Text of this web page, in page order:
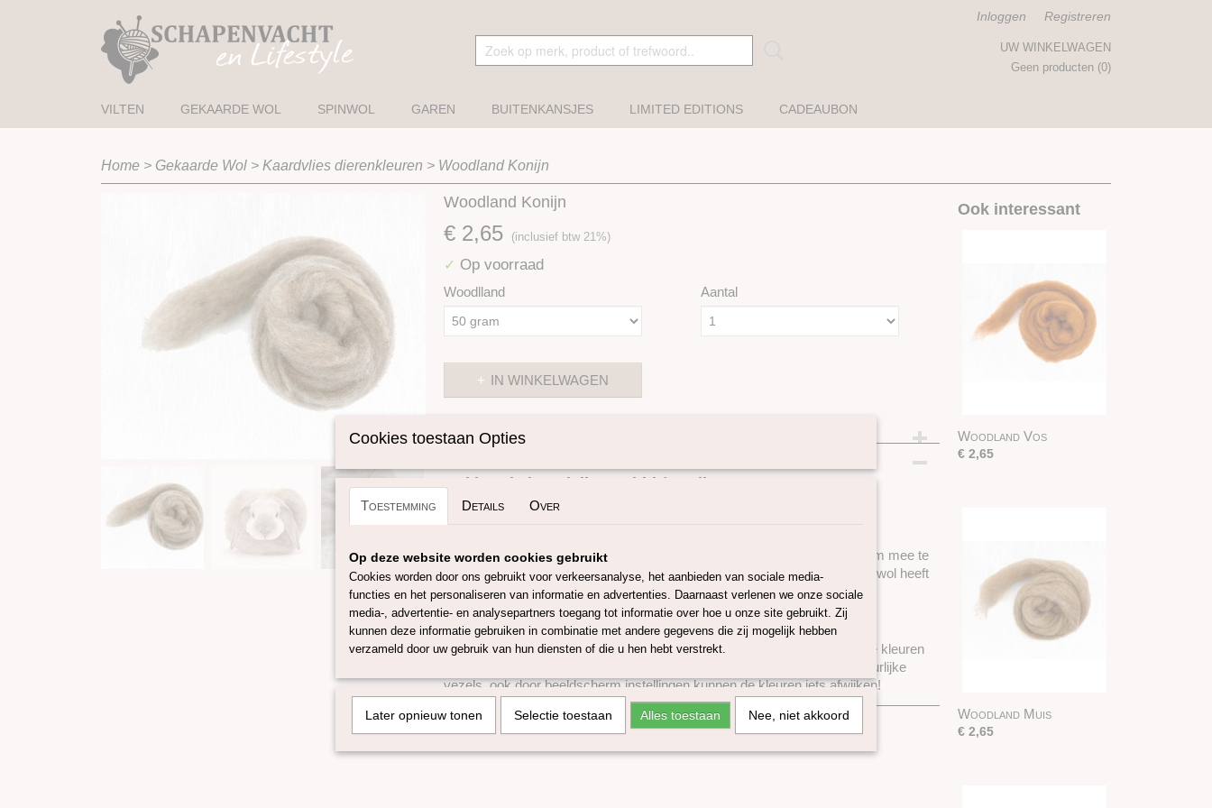
Inloggen Registreren
UW WINKELWAGEN
Geen producten (0)
VILTEN GEKAARDE WOL SPINWOL GAREN BUITENKANSJES LIMITED EDITIONS CADEAUBON
Home > Gekaarde Wol > Kaardvlies dierenkleuren > Woodland Konijn
Woodland Konijn
€ 2,65 (inclusief btw 21%)
✓ Op voorraad
Woodlland Aantal
IN WINKELWAGEN
Specificaties
Productcode
Omschrijving
Gekleurde kaardvlies Rabbit/Konijn
dierenprojecten, de wol is geverfd volgens de normen. De wol is perfect om mee te
3D/ naaldvilten maar ook te gebruiken bij het natvilten of te spinnen. Deze wol heeft
een micron van 29-30 micron, korte vezel!
In onze webshop heb je de keuze uit 7 verschillende dierenwol kleuren!
De lont heeft niet altijd de zelfde dikte, dus kan per levering verschillen. De kleuren
kunnen enigszins variëren van batch tot batch vanwege de aard van natuurlijke
vezels, ook door beeldscherm instellingen kunnen de kleuren iets afwijken!
Ook interessant
Woodland Vos
€ 2,65
Woodland Muis
€ 2,65
Cookies toestaan Opties
Toestemming Details Over
Op deze website worden cookies gebruikt
Cookies worden door ons gebruikt voor verkeersanalyse, het aanbieden van sociale media-
functies en het personaliseren van informatie en advertenties. Daarnaast verlenen we onze sociale
media-, advertentie- en analysepartners toegang tot informatie over hoe u onze site gebruikt. Zij
kunnen deze informatie gebruiken in combinatie met andere gegevens die zij mogelijk hebben
verzameld door uw gebruik van hun diensten of die u hen hebt verstrekt.
Later opnieuw tonen Selectie toestaan Alles toestaan Nee, niet akkoord